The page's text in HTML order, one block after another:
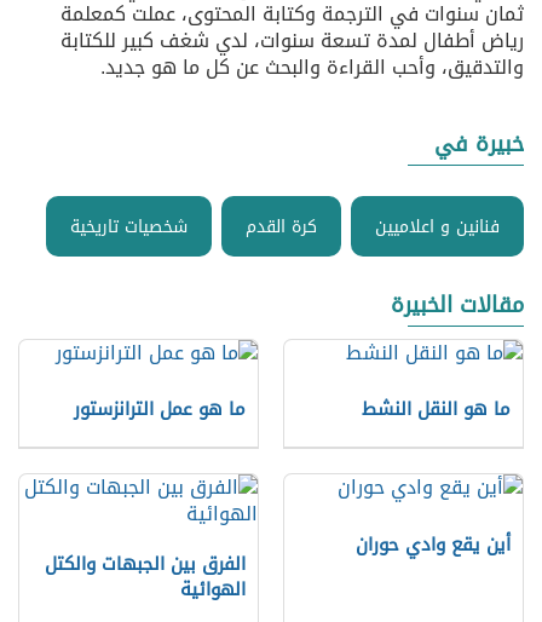
ثمان سنوات في الترجمة وكتابة المحتوى، عملت كمعلمة
رياض أطفال لمدة تسعة سنوات، لدي شغف كبير للكتابة
والتدقيق، وأحب القراءة والبحث عن كل ما هو جديد.
خبيرة في
فنانين و اعلاميين كرة القدم شخصيات تاريخية
مقالات الخبيرة
ما هو النقل النشط ما هو عمل الترانزستور
أين يقع وادي حوران
الفرق بين الجبهات والكتل
الهوائية